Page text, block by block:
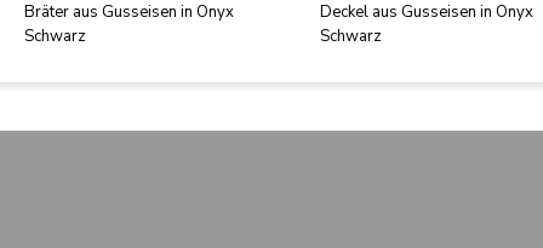
Bräter aus Gusseisen in Onyx
Schwarz
Deckel aus Gusseisen in Onyx
Schwarz